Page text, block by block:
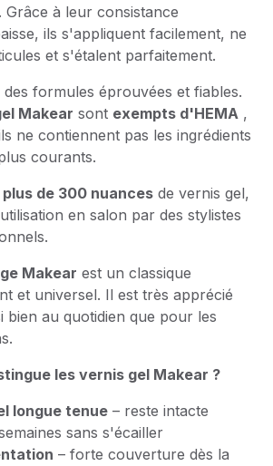
à leur consistance
ils s'appliquent facilement, ne
et s'étalent parfaitement.
des formules éprouvées et fiables.
Makear sont exempts d'HEMA ,
ne contiennent pas les ingrédients
courants.
de 300 nuances de vernis gel,
en salon par des stylistes
Makear est un classique
et universel. Il est très apprécié
bien au quotidien que pour les
les vernis gel Makear ?
longue tenue – reste intacte
sans s'écailler
– forte couverture dès la